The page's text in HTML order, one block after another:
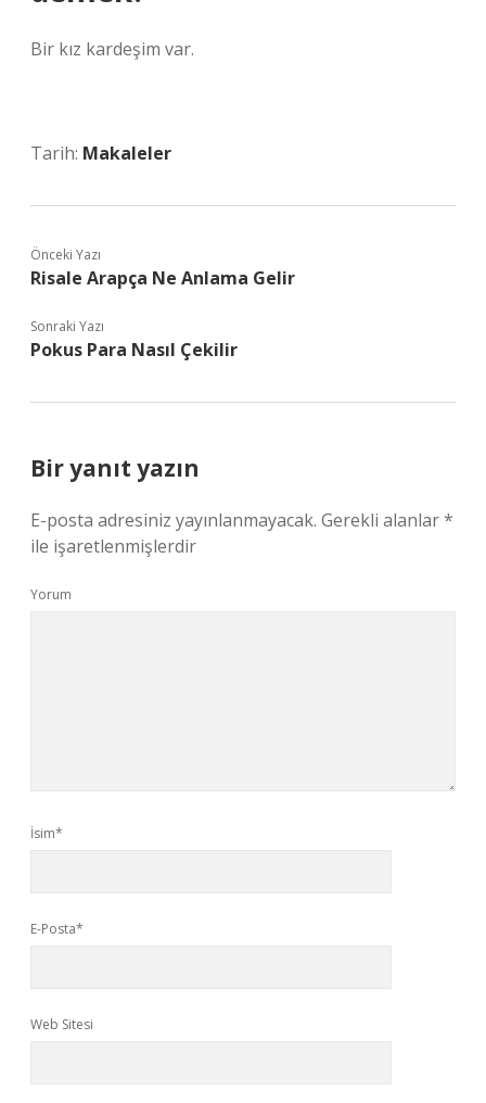
Bir kız kardeşim var.
Tarih: Makaleler
Önceki Yazı
Risale Arapça Ne Anlama Gelir
Sonraki Yazı
Pokus Para Nasıl Çekilir
Bir yanıt yazın
E-posta adresiniz yayınlanmayacak. Gerekli alanlar*
ile işaretlenmişlerdir
Yorum
İsim*
E-Posta*
Web Sitesi